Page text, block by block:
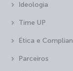
Ideologia
Time UP
Ética e
Parceiros